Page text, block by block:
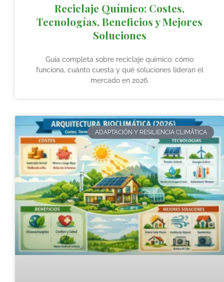
Reciclaje Químico: Costes,
Tecnologías, Beneficios y Mejores
Soluciones
Guía completa sobre reciclaje químico: cómo
funciona, cuánto cuesta y qué soluciones lideran el
mercado en 2026.
ADAPTACIÓN Y RESILIENCIA CLIMÁTICA